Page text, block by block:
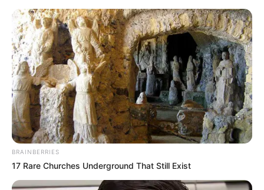
Lea también:Explosión provocó el desplome de una
vivienda de tres pisos en el barrio Robledo de Medellín
El cuadro boliviano trató de mantener la disputa del balón
en la misma salida del portero Gaspar Servio, que retornó
ordenado y bien agazapado a la espera del contraataque.
BRAINBERRIES
17 Rare Churches Underground That Still Exist